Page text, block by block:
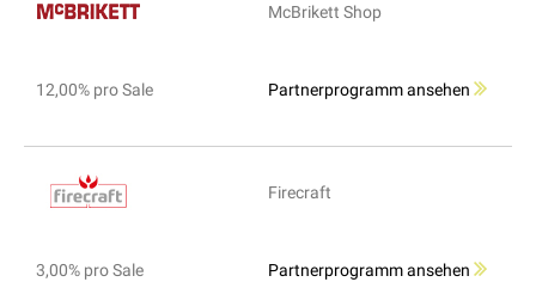
McBrikett Shop
12,00% pro Sale Partnerprogramm ansehen
Firecraft
3,00% pro Sale Partnerprogramm ansehen